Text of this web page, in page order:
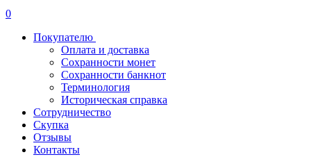
0
Покупателю
Оплата и доставка
Сохранности монет
Сохранности банкнот
Терминология
Историческая справка
Сотрудничество
Скупка
Отзывы
Контакты